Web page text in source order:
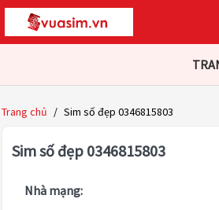
Trang chủ / Sim số đẹp 0346815803
Sim số đẹp 0346815803
Nhà mạng: